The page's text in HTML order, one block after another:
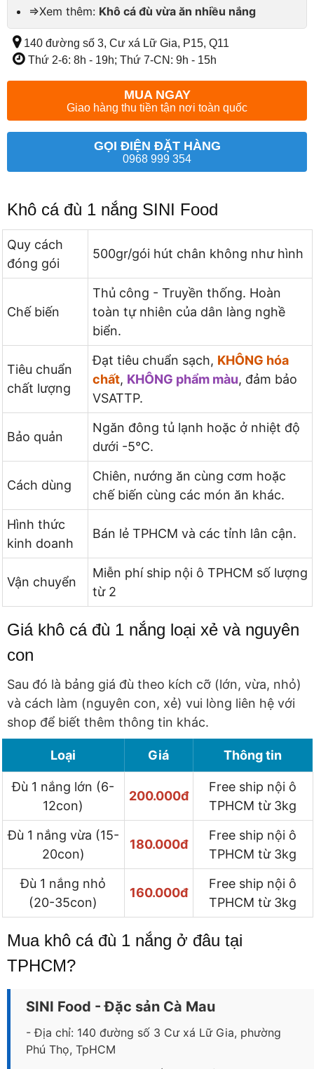
=>Xem thêm: Khô cá đù vừa ăn nhiều nắng
140 đường số 3, Cư xá Lữ Gia, P15, Q11
Thứ 2-6: 8h - 19h; Thứ 7-CN: 9h - 15h
MUA NGAY
Giao hàng thu tiền tận nơi toàn quốc
GỌI ĐIỆN ĐẶT HÀNG
0968 999 354
Khô cá đù 1 nắng SINI Food
Quy cách
đóng gói
500gr/gói hút chân không như hình
Chế biến
Thủ công - Truyền thống. Hoàn
toàn tự nhiên của dân làng nghề
biển.
Tiêu chuẩn
chất lượng
Đạt tiêu chuẩn sạch, KHÔNG hóa
chất, KHÔNG phẩm màu, đảm bảo
VSATTP.
Bảo quản
Ngăn đông tủ lạnh hoặc ở nhiệt độ
dưới -5℃.
Cách dùng
Chiên, nướng ăn cùng cơm hoặc
chế biến cùng các món ăn khác.
Hình thức
kinh doanh
Bán lẻ TPHCM và các tỉnh lân cận.
Vận chuyển
Miễn phí ship nội ô TPHCM số lượng
từ 2
Giá khô cá đù 1 nắng loại xẻ và nguyên
con
Sau đó là bảng giá đù theo kích cỡ (lớn, vừa, nhỏ)
và cách làm (nguyên con, xẻ) vui lòng liên hệ với
shop để biết thêm thông tin khác.
Loại Giá Thông tin
Đù 1 nắng lớn (6-
12con)
200.000đ
Free ship nội ô
TPHCM từ 3kg
Đù 1 nắng vừa (15-
20con)
180.000đ
Free ship nội ô
TPHCM từ 3kg
Đù 1 nắng nhỏ
(20-35con)
160.000đ
Free ship nội ô
TPHCM từ 3kg
Mua khô cá đù 1 nắng ở đâu tại
TPHCM?
SINI Food - Đặc sản Cà Mau
- Địa chỉ: 140 đường số 3 Cư xá Lữ Gia, phường
Phú Thọ, TpHCM